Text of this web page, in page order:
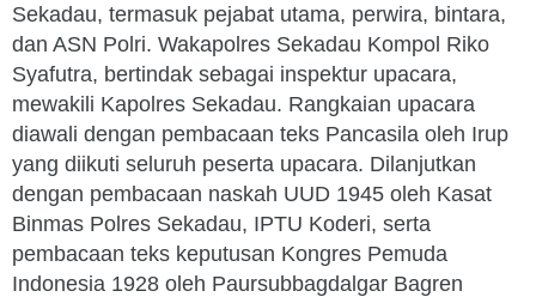
Sekadau, termasuk pejabat utama, perwira, bintara,
dan ASN Polri. Wakapolres Sekadau Kompol Riko
Syafutra, bertindak sebagai inspektur upacara,
mewakili Kapolres Sekadau. Rangkaian upacara
diawali dengan pembacaan teks Pancasila oleh Irup
yang diikuti seluruh peserta upacara. Dilanjutkan
dengan pembacaan naskah UUD 1945 oleh Kasat
Binmas Polres Sekadau, IPTU Koderi, serta
pembacaan teks keputusan Kongres Pemuda
Indonesia 1928 oleh Paursubbagdalgar Bagren